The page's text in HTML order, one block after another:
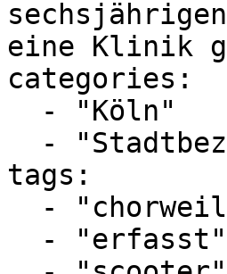
eine Klinik
categories:
tags: